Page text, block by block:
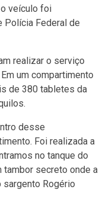
veículo foi
Polícia Federal de
realizar o serviço
um compartimento
de 380 tabletes da
desse
Foi realizada a
no tanque do
tambor secreto onde a
sargento Rogério